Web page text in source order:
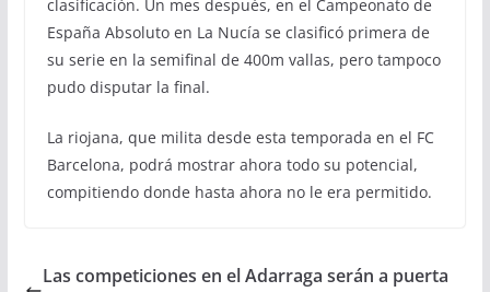
clasificación. Un mes después, en el Campeonato de
España Absoluto en La Nucía se clasificó primera de
su serie en la semifinal de 400m vallas, pero tampoco
pudo disputar la final.
La riojana, que milita desde esta temporada en el FC
Barcelona, podrá mostrar ahora todo su potencial,
compitiendo donde hasta ahora no le era permitido.
Las competiciones en el Adarraga serán a puerta